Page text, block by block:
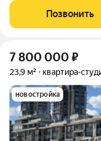
функциональная
Позвонить
7 800 000 ₽
23,9 м² квартира-
новостройка